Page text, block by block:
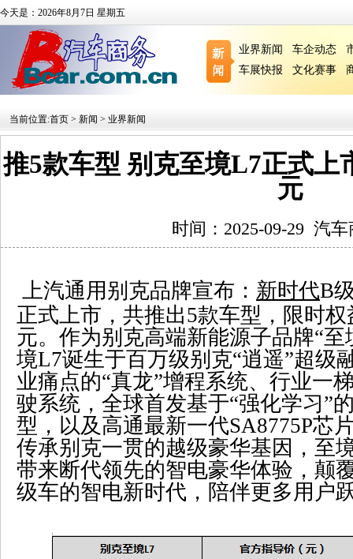
今天是：2026年8月7日 星期五
业界新闻 车企动态
车展快报
文化赛事
当前位置:首页 > 新闻 > 业界新闻
推5款车型 别克至境L7正式上
元
时间：2025-09-29 汽车
上汽通用别克品牌宣布： 新时代B
正式上市，共推出5款车型，限时权
元。作为别克高端新能源子品牌“
境L7诞生于百万级别克“逍遥”超级
业痛点的“真龙”增程系统、行业一
驶系统，全球首发基于“强化学习”
型，以及高通最新一代SA8775P芯
传承别克一贯的越级豪华基因，至
带来断代领先的智电豪华体验，颠
级车的智电新时代，陪伴更多用户